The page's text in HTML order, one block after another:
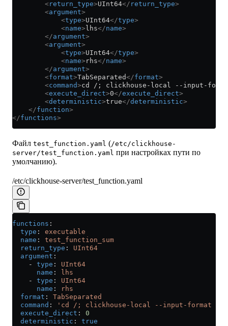
        <
return_type>UInt64</ return_type>
        <
argument>
            <
type>UInt64</type>
            <
name> lhs</name>
        </
argument>
        <
argument>
            <
type>UInt64</type>
            <
name> rhs</name>
        </
argument>
        <
format>TabSeparated</format>
        <
command>cd /; clickhouse-local --input-format
        <
execute_direct>0</execute_direct>
        <
deterministic>true</deterministic>
    </
function>
</functions>
Файл test_function.yaml (/etc/clickhouse-
server/test_function.yaml при настройках пути по
умолчанию).
/etc/clickhouse-server/test_function.yaml
functions :
  type
: executable
  name
: test_function_sum
  return_type
: UInt64
  argument
:
    -
type : UInt64
      name
:
lhs
    -
type : UInt64
      name
:
rhs
  format
: TabSeparated
  command
:
'cd /; clickhouse-local --input-format
  execute_direct
: 0
  deterministic
: true